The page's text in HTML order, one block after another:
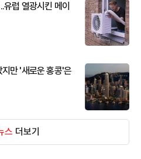
럽 열광시킨 메이
만 '새로운 홍콩'은
스 더보기